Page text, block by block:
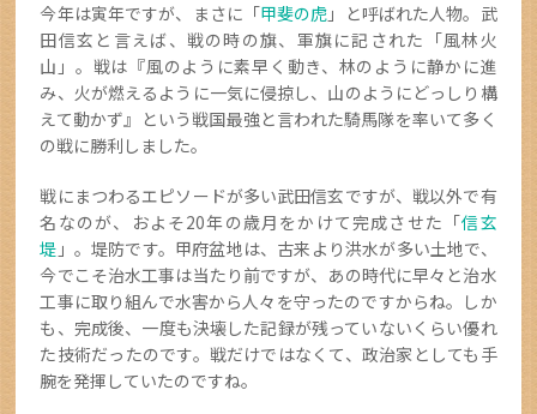
今年は寅年ですが、まさに「甲斐の虎 」と呼ばれた人物。武
田信玄と言えば、戦の時の旗、軍旗に記された「風林火
山」。戦は『風のように素早く動き、林のように静かに進
み、火が燃えるように一気に侵掠し、山のようにどっしり構
えて動かず』という戦国最強と言われた騎馬隊を率いて多く
の戦に勝利しました。
戦にまつわるエピソードが多い武田信玄ですが、戦以外で有
名なのが、およそ20年の歳月をかけて完成させた「信玄
堤 」。堤防です。甲府盆地は、古来より洪水が多い土地で、
今でこそ治水工事は当たり前ですが、あの時代に早々と治水
工事に取り組んで水害から人々を守ったのですからね。しか
も、完成後、一度も決壊した記録が残っていないくらい優れ
た技術だったのです。戦だけではなくて、政治家としても手
腕を発揮していたのですね。